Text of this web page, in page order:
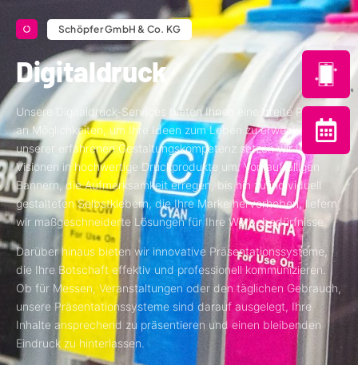
Schöpfer GmbH & Co. KG
Digitaldruck
Unsere Digitaldruck-Services bieten Ihnen eine breite Palette
an Möglichkeiten, um Ihre Ideen zum Leben zu erwecken. Mit
unserer erfahrenen Gestaltungskompetenz setzen wir Ihre
Visionen in hochwertige Druckprodukte um. Von auffälligen
Bannern, die Aufmerksamkeit erregen, bis hin zu individuell
gestalteten Selbstklebern, die Ihre Marke hervorheben, liefern
wir maßgeschneiderte Lösungen für Ihre Werbebedürfnisse.
Darüber hinaus bieten wir innovative Präsentationssysteme,
die Ihre Botschaft effektiv und professionell kommunizieren.
Ob für Messen, Veranstaltungen oder den täglichen Gebrauch,
unsere Präsentationssysteme sind darauf ausgelegt, Ihre
Inhalte ansprechend zu präsentieren und einen bleibenden
Eindruck zu hinterlassen.